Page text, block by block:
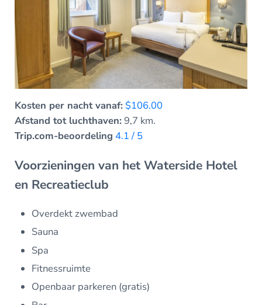
Kosten per nacht vanaf: $106.00
Afstand tot luchthaven:9,7 km.
Trip.com-beoordeling 4.1 / 5
Voorzieningen van het Waterside Hotel
en Recreatieclub
Overdekt zwembad
Sauna
Spa
Fitnessruimte
Openbaar parkeren (gratis)